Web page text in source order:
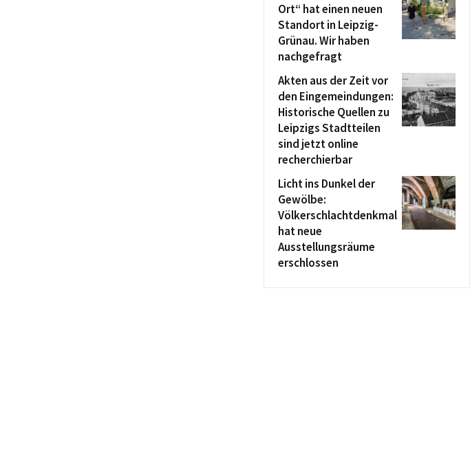
Ort“ hat einen neuen
Standort in Leipzig-
Grünau. Wir haben
nachgefragt
Akten aus der Zeit vor
den Eingemeindungen:
Historische Quellen zu
Leipzigs Stadtteilen
sind jetzt online
recherchierbar
Licht ins Dunkel der
Gewölbe:
Völkerschlachtdenkmal
hat neue
Ausstellungsräume
erschlossen